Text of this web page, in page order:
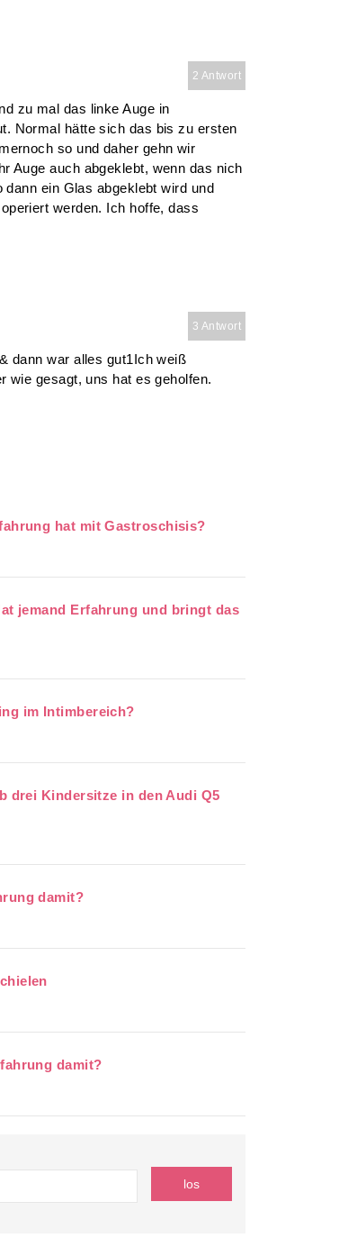
2 Antwort
zu mal das linke Auge in
Normal hätte sich das bis zu ersten
so und daher gehn wir
Auge auch abgeklebt, wenn das nich
ein Glas abgeklebt wird und
werden. Ich hoffe, dass
3 Antwort
dann war alles gut1Ich weiß
wie gesagt, uns hat es geholfen.
hat mit Gastroschisis?
jemand Erfahrung und bringt das
im Intimbereich?
drei Kindersitze in den Audi Q5
damit?
damit?